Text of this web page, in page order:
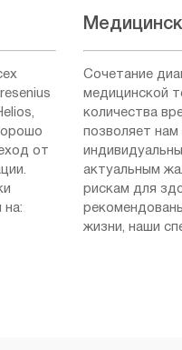
от
на:
Сочетание
медицинской
количества
позволяет
актуальным
рискам для
жизни, наши